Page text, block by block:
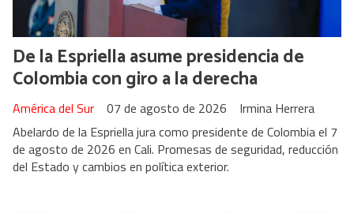
De la Espriella asume presidencia de
Colombia con giro a la derecha
Irmina Herrera
América del Sur
07 de agosto de 2026
Abelardo de la Espriella jura como presidente de Colombia el 7
de agosto de 2026 en Cali. Promesas de seguridad, reducción
del Estado y cambios en política exterior.